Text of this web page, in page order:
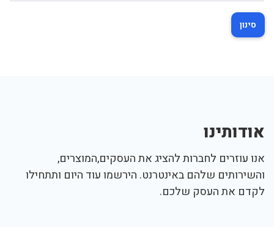
סינון
אודותינו
אנו עוזרים לחברות להציג את העסקים,המוצרים,
והשירותים שלהם באינטרנט. הירשמו עוד היום ותתחילו
לקדם את העסק שלכם.